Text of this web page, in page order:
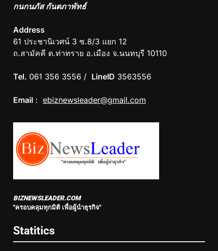
กนกนภัส กันตภาพัทธ์
Address
61 ประชานิเวศน์ 3 ซ.8/3 แยก 12
ถ.สามัคคี ต.ท่าทราย อ.เมือง จ.นนทบุรี 10110
Tel. 061 356 3556 / LineID 3563556
Email : ebiznewsleader@gmail.com
BIZNEWSLEADER.COM
"ครอบคลุมทุกมิติ เพื่อผู้นำธุรกิจ"
Statitics